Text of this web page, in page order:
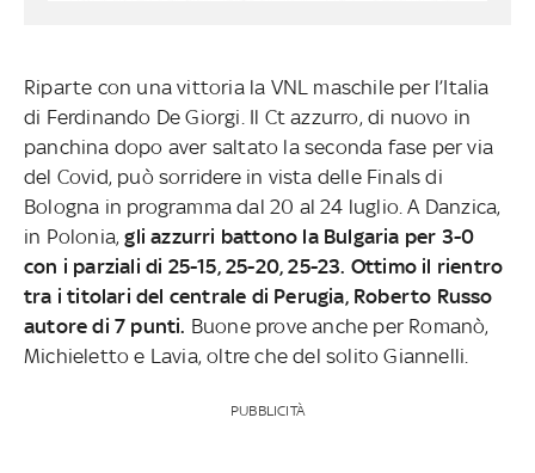
Riparte con una vittoria la VNL maschile per l’Italia
di Ferdinando De Giorgi. Il Ct azzurro, di nuovo in
panchina dopo aver saltato la seconda fase per via
del Covid, può sorridere in vista delle Finals di
Bologna in programma dal 20 al 24 luglio. A Danzica,
in Polonia,gli azzurri battono la Bulgaria per 3-0
con i parziali di 25-15, 25-20, 25-23. Ottimo il rientro
tra i titolari del centrale di Perugia, Roberto Russo
autore di 7 punti. Buone prove anche per Romanò,
Michieletto e Lavia, oltre che del solito Giannelli.
PUBBLICITÀ